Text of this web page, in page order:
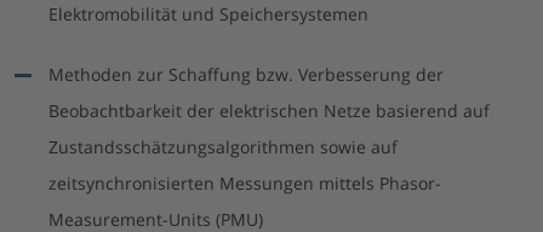
Elektromobilität und Speichersystemen
Methoden zur Schaffung bzw. Verbesserung der
Beobachtbarkeit der elektrischen Netze basierend auf
Zustandsschätzungsalgorithmen sowie auf
zeitsynchronisierten Messungen mittels Phasor-
Measurement-Units (PMU)